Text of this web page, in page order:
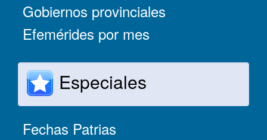
Gobiernos provinciales
Efemérides por mes
Especiales
Fechas Patrias